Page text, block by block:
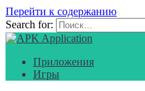
Перейти к содержанию
Search for:
Приложения
Игры